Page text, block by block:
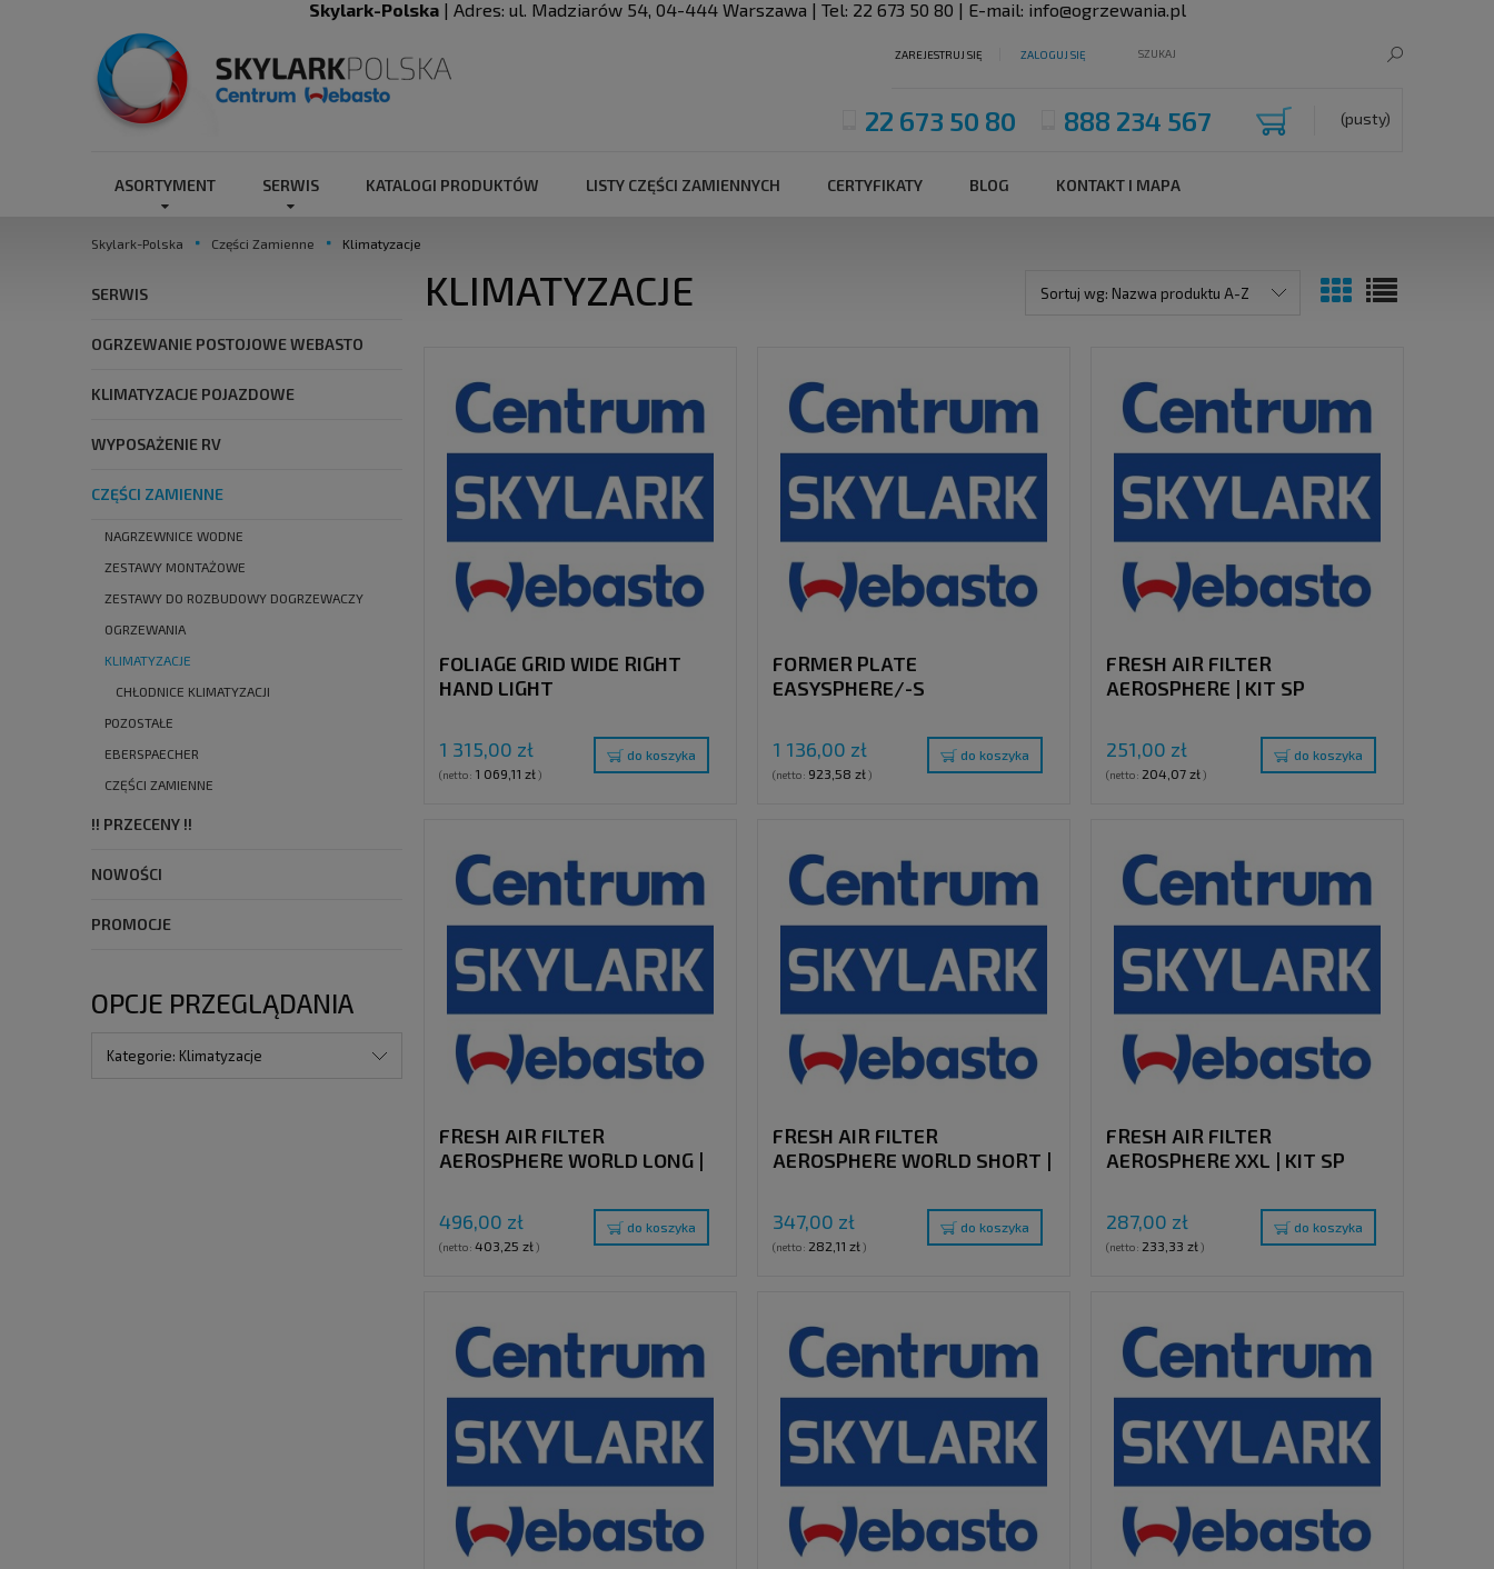
Skylark-Polska| Adres: ul. Madziarów 54, 04-444 Warszawa | Tel: 22 673 50 80 | E-mail: info@ogrzewania.pl
ZAREJESTRUJ SIĘ ZALOGUJ SIĘ
(pusty)
22 673 50 80 888 234 567
ASORTYMENT SERWIS KATALOGI PRODUKTÓW LISTY CZĘŚCI ZAMIENNYCH CERTYFIKATY BLOG KONTAKT I MAPA
Skylark-Polska Części Zamienne Klimatyzacje
SERWIS
OGRZEWANIE POSTOJOWE WEBASTO
KLIMATYZACJE POJAZDOWE
WYPOSAŻENIE RV
CZĘŚCI ZAMIENNE
NAGRZEWNICE WODNE
ZESTAWY MONTAŻOWE
ZESTAWY DO ROZBUDOWY DOGRZEWACZY
OGRZEWANIA
KLIMATYZACJE
CHŁODNICE KLIMATYZACJI
POZOSTAŁE
EBERSPAECHER
CZĘŚCI ZAMIENNE
!! PRZECENY !!
NOWOŚCI
PROMOCJE
OPCJE PRZEGLĄDANIA
Kategorie: Klimatyzacje
KLIMATYZACJE Sortuj wg: Nazwa produktu A-Z
FOLIAGE GRID WIDE RIGHT
HAND LIGHT
1 315,00 zł
(netto: 1 069,11 zł)
do koszyka
FORMER PLATE
EASYSPHERE/-S
1 136,00 zł
(netto: 923,58 zł)
do koszyka
FRESH AIR FILTER
AEROSPHERE | KIT SP
251,00 zł
(netto: 204,07 zł)
do koszyka
FRESH AIR FILTER
AEROSPHERE WORLD LONG |
496,00 zł
(netto: 403,25 zł)
do koszyka
FRESH AIR FILTER
AEROSPHERE WORLD SHORT |
347,00 zł
(netto: 282,11 zł)
do koszyka
FRESH AIR FILTER
AEROSPHERE XXL | KIT SP
287,00 zł
(netto: 233,33 zł)
do koszyka